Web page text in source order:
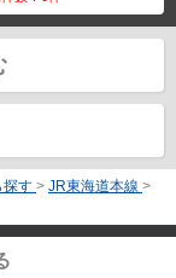
探す > JR東海道本線 >